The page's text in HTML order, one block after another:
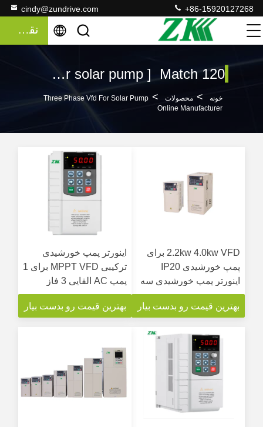
cindy@zundrive.com +86-15920127268
نقل قول
Keywords [ three phase vfd for solar pump ] Match 120 محصولات
خونه > محصولات >
Three Phase Vfd For Solar Pump
Online Manufacturer
2.2kw 4.0kw VFD برای
پمپ خورشیدی IP20
اینورتر پمپ خورشیدی سه
فاز
بهترین قیمت رو بدست بیار
اینورتر پمپ خورشیدی
ترکیبی MPPT VFD برای 1
پمپ AC القایی 3 فاز
بهترین قیمت رو بدست بیار